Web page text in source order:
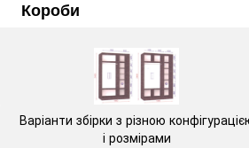
Короби
Варіанти збірки з різною
і розмірами